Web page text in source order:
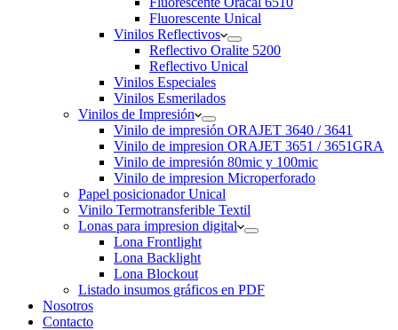
Fluorescente Unical
Vinilos Reflectivos
Reflectivo Oralite 5200
Reflectivo Unical
Vinilos Especiales
Vinilos Esmerilados
Vinilos de Impresión
Vinilo de impresión ORAJET 3640 / 3641
Vinilo de impresion ORAJET 3651 / 3651GRA
Vinilo de impresión 80mic y 100mic
Vinilo de impresion Microperforado
Papel posicionador Unical
Vinilo Termotransferible Textil
Lonas para impresion digital
Lona Frontlight
Lona Backlight
Lona Blockout
Listado insumos gráficos en PDF
Nosotros
Contacto